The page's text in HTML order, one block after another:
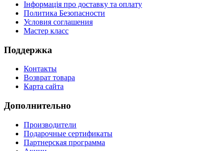
Інформація про доставку та оплату
Политика Безопасности
Условия соглашения
Мастер класс
Поддержка
Контакты
Возврат товара
Карта сайта
Дополнительно
Производители
Подарочные сертификаты
Партнерская программа